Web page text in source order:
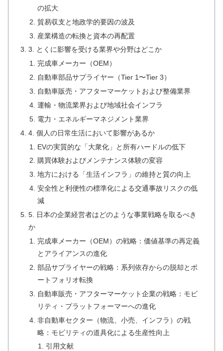
の拡大
貿易収支と地政学的要因の波及
産業構造の転換と資本の再配置
3. とくに影響を受ける業界や分野はどこか
完成車メーカー（OEM）
自動車部品サプライヤー（Tier 1〜Tier 3）
自動車販売・アフターマーケットおよび整備業界
運輸・物流業界および地域社会インフラ
電力・エネルギーマネジメント業界
4. 個人の日常生活において影響があるか
EVの実質的な「大衆化」と所有ハードルの低下
購買体験およびメンテナンス体験の変容
地方における「生活インフラ」の維持と質の向上
安全性と利便性の標準化による交通事故リスクの低
減
5. 日本の企業経営者はどのような事業戦略を取るべき
か
完成車メーカー（OEM）の戦略：価値基準の再定義
とアライアンスの進化
部品サプライヤーの戦略：系列依存からの脱却とポ
ートフォリオ転換
自動車販売・アフターマーケット企業の戦略：モビ
リティ・プラットフォーマーへの進化
非自動車セクター（物流、小売、インフラ）の戦
略：モビリティの道具化による生産性向上
引用文献